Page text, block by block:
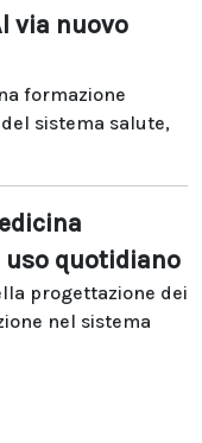
via nuovo
formazione
sistema salute,
quotidiano
progettazione dei
nel sistema